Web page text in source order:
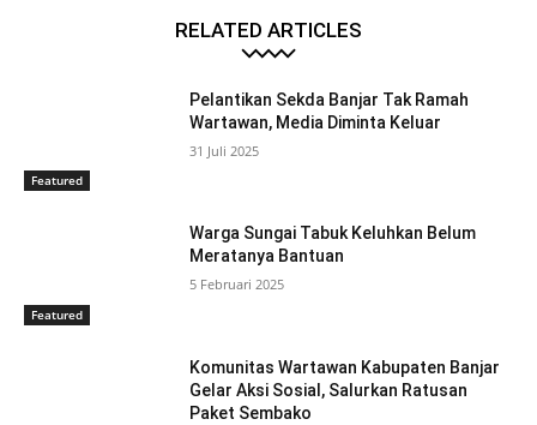
RELATED ARTICLES
Featured
Pelantikan Sekda Banjar Tak Ramah
Wartawan, Media Diminta Keluar
31 Juli 2025
Featured
Warga Sungai Tabuk Keluhkan Belum
Meratanya Bantuan
5 Februari 2025
Komunitas Wartawan Kabupaten Banjar
Gelar Aksi Sosial, Salurkan Ratusan
Paket Sembako